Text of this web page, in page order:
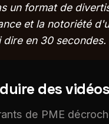
un format de
et la notoriété
en 30 secondes.
des
de PME